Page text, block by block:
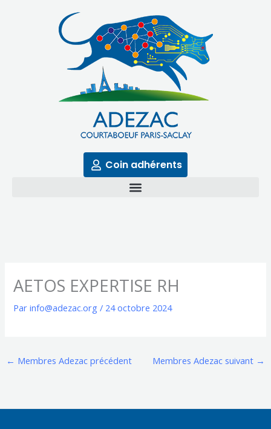
Coin adhérents
AETOS EXPERTISE RH
Parinfo@adezac.org/ 24 octobre 2024
← Membres Adezac précédent Membres Adezac suivant →